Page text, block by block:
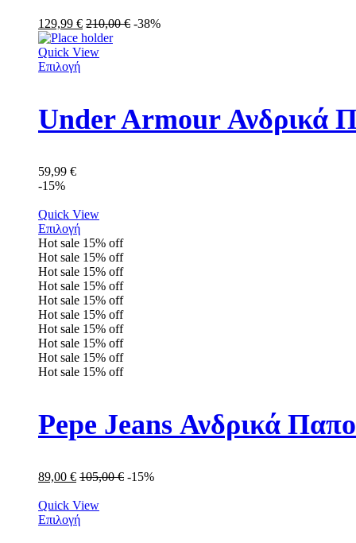
129,99 € 210,00€ -38%
Quick View
Επιλογή
Under Armour Ανδρικά
59,99 €
-15%
Quick View
Επιλογή
Hot sale 15% off
Hot sale 15% off
Hot sale 15% off
Hot sale 15% off
Hot sale 15% off
Hot sale 15% off
Hot sale 15% off
Hot sale 15% off
Hot sale 15% off
Hot sale 15% off
Pepe Jeans Ανδρικά
89,00 € 105,00€ -15%
Quick View
Επιλογή